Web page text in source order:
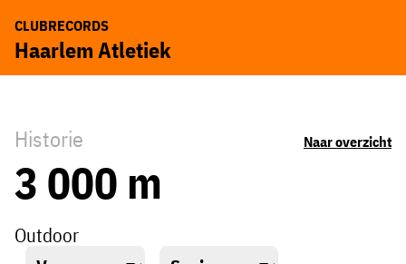
CLUBRECORDS
Haarlem Atletiek
Historie Naar overzicht
3 000 m
Outdoor